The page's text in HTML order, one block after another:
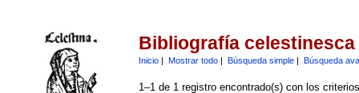
Bibliografía celestinesca
Inicio| Mostrar todo| Búsqueda simple| Búsqueda
1–1 de 1 registro encontrado(s) con los